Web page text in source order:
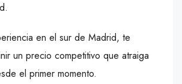
en el sur de Madrid, te
un precio competitivo que atraiga
el primer momento.